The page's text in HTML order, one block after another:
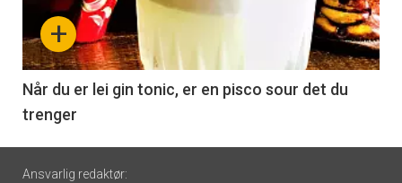
nå
-
6
+
Når du er lei gin tonic, er en pisco sour det du
trenger
Footer
Ansvarlig redaktør: